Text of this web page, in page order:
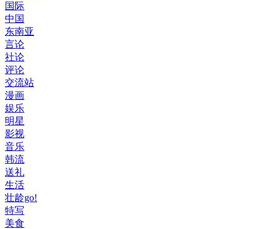
国际
中国
东南亚
言论
社论
评论
交流站
漫画
娱乐
明星
影视
音乐
韩流
送礼
生活
壮龄go!
特写
美食